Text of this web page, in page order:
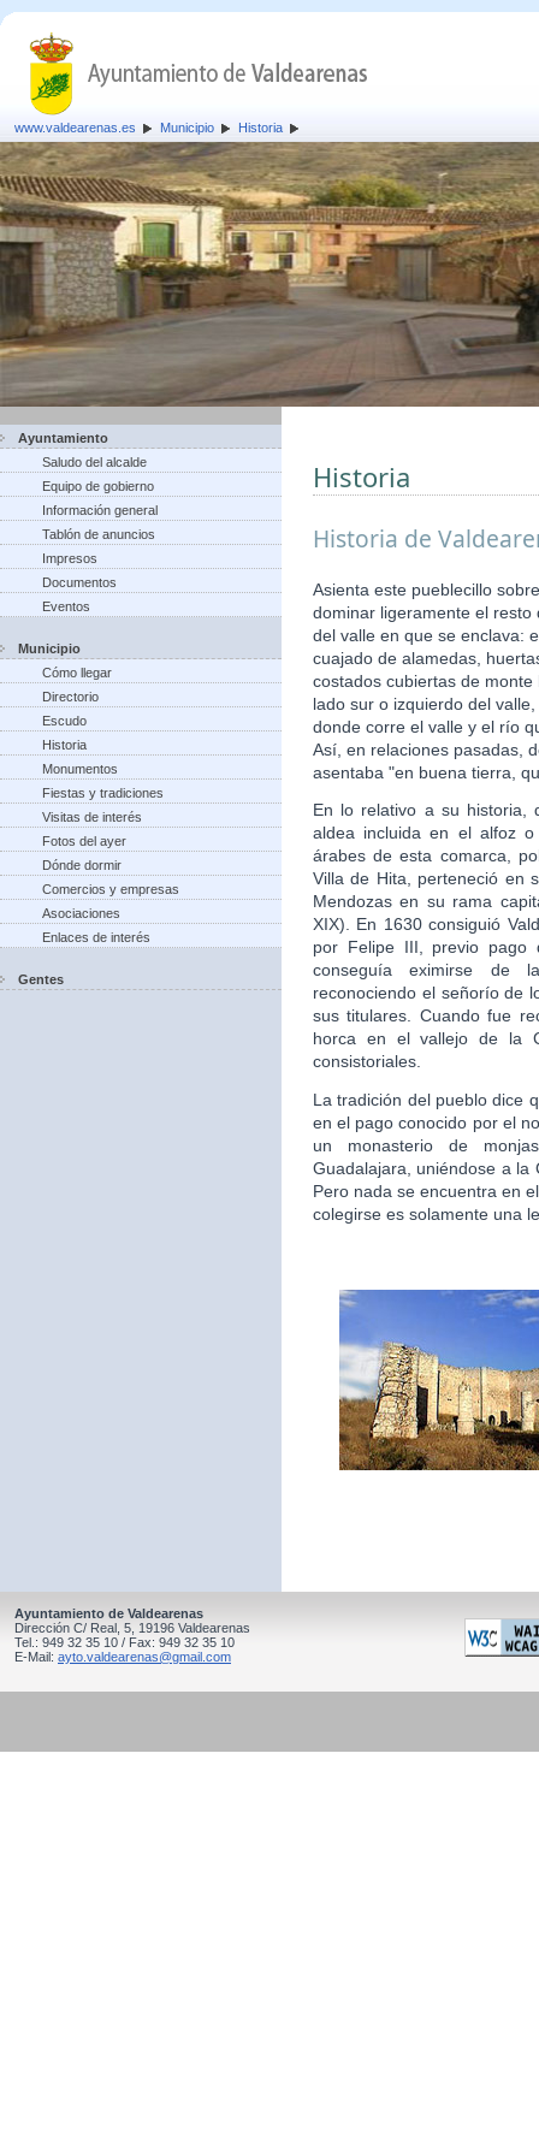
www.valdearenas.es Municipio Historia
Ayuntamiento
Saludo del alcalde
Equipo de gobierno
Información general
Tablón de anuncios
Impresos
Documentos
Eventos
Municipio
Cómo llegar
Directorio
Escudo
Historia
Monumentos
Fiestas y tradiciones
Visitas de interés
Fotos del ayer
Dónde dormir
Comercios y empresas
Asociaciones
Enlaces de interés
Gentes
Historia
Historia de
Asienta este pueblecillo
dominar ligeramente el
del valle en que se enclava:
cuajado de alamedas,
costados cubiertas de
lado sur o izquierdo del
donde corre el valle y el río
Así, en relaciones pasadas,
asentaba "en buena tierra,
En lo relativo a su historia,
aldea incluida en el alfoz
árabes de esta comarca,
Villa de Hita, perteneció en
Mendozas en su rama
XIX). En 1630 consiguió
por Felipe III, previo pago
conseguía eximirse de
reconociendo el señorío de
sus titulares. Cuando fue
horca en el vallejo de la
consistoriales.
La tradición del pueblo dice
en el pago conocido por el
un monasterio de
Guadalajara, uniéndose a la
Pero nada se encuentra en
colegirse es solamente una
Ayuntamiento de Valdearenas
Dirección C/ Real, 5, 19196 Valdearenas
Tel.: 949 32 35 10 / Fax: 949 32 35 10
E-Mail: ayto.valdearenas@gmail.com